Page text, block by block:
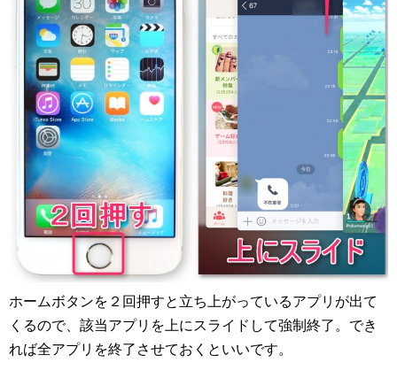
ホームボタンを２回押すと立ち上がっているアプリが出て
くるので、該当アプリを上にスライドして強制終了。でき
れば全アプリを終了させておくといいです。